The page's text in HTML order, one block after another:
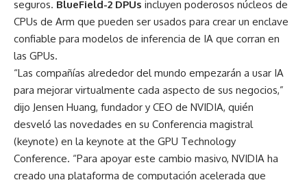
seguros. BlueField-2 DPUs incluyen poderosos núcleos de
CPUs de Arm que pueden ser usados para crear un enclave
confiable para modelos de inferencia de IA que corran en
las GPUs.
“Las compañías alrededor del mundo empezarán a usar IA
para mejorar virtualmente cada aspecto de sus negocios,”
dijo Jensen Huang, fundador y CEO de NVIDIA, quién
desveló las novedades en su Conferencia magistral
(keynote) en la keynote at the GPU Technology
Conference. “Para apoyar este cambio masivo, NVIDIA ha
creado una plataforma de computación acelerada que